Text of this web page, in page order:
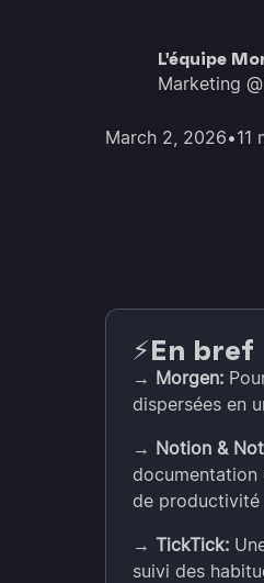
L'équipe
Marketing
March 2, 2026•11
⚡️En bref
→ Morgen:
dispersées en
→ Notion &
documentation
de productivité
→ TickTick:
suivi des